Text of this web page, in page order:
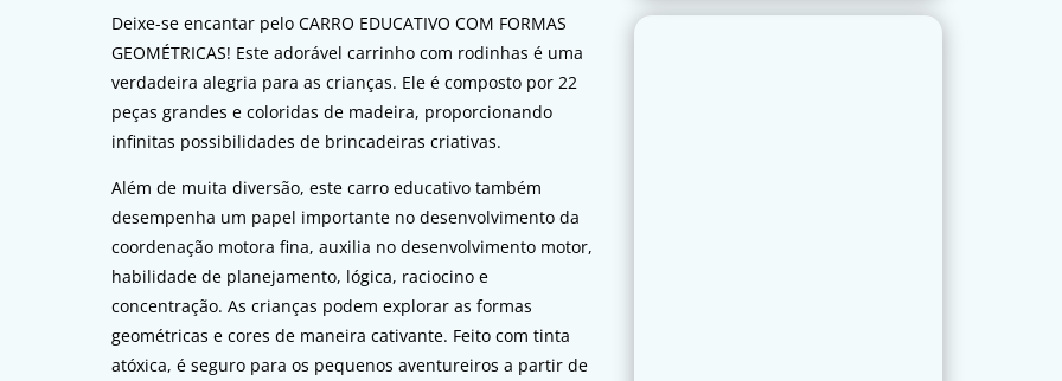
Deixe-se encantar pelo CARRO EDUCATIVO COM FORMAS
GEOMÉTRICAS! Este adorável carrinho com rodinhas é uma
verdadeira alegria para as crianças. Ele é composto por 22
peças grandes e coloridas de madeira, proporcionando
infinitas possibilidades de brincadeiras criativas.
Além de muita diversão, este carro educativo também
desempenha um papel importante no desenvolvimento da
coordenação motora fina, auxilia no desenvolvimento motor,
habilidade de planejamento, lógica, raciocino e
concentração. As crianças podem explorar as formas
geométricas e cores de maneira cativante. Feito com tinta
atóxica, é seguro para os pequenos aventureiros a partir de